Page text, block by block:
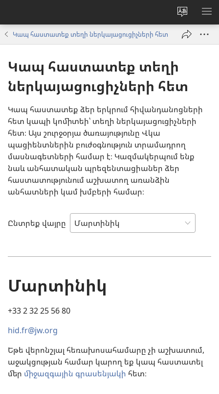
Փոխել
կայքի
լեզուն
Կապ հաստատեք տեղի ներկայացուցիչների հետ
Կապ հաստատեք տեղի
ներկայացուցիչների հետ
Կապ հաստատեք ձեր երկրում հիվանդանոցների
հետ կապի կոմիտեի՝ տեղի ներկայացուցիչների
հետ։ Այս շուրջօրյա ծառայությունը Վկա
պացիենտներին բուժօգնություն տրամադրող
մասնագետների համար է։ Կազմակերպում ենք
նաև անհատական պրեզենտացիաներ ձեր
հաստատությունում աշխատող առանձին
անհատների կամ խմբերի համար։
Ընտրեք վայրը
Մարտինիկ
+33 2 32 25 56 80
hid.fr@jw.org
Եթե վերոնշյալ հեռախոսահամարը չի աշխատում,
աջակցության համար կարող եք կապ հաստատել
մեր միջազգային գրասենյակի հետ։